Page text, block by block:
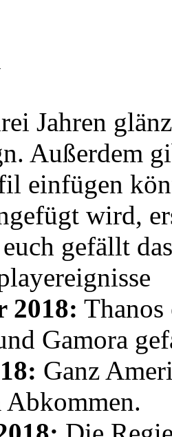
Jahren
Außerdem
einfügen
wird,
gefällt
2018:
Gamora
Ganz
Abkommen.